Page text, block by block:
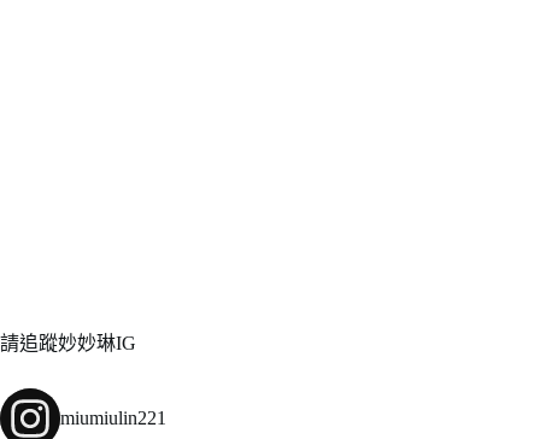
請追蹤妙妙琳IG
miumiulin221